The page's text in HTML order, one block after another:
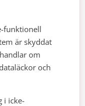
funktionell
är skyddat
om
och
i icke-